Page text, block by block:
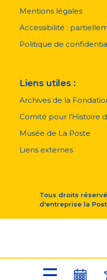
pied
page
Mentions légales
Accessibilité :
Politique de
Liens utiles :
Archives de la
Comité pour l'Histoire
Musée de La Poste
Liens externes
Tous droits
d'entreprise la